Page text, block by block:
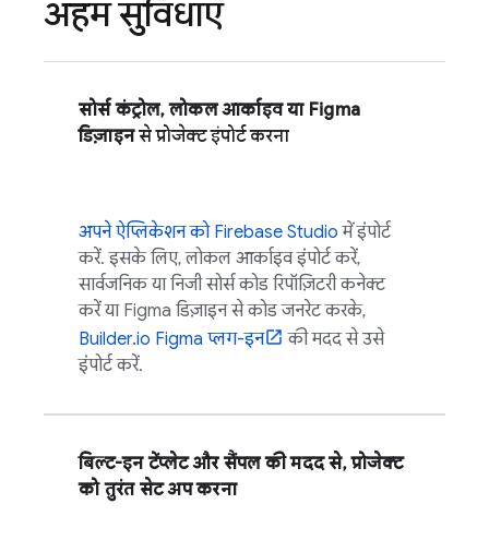
अहम सुविधाएं
सोर्स कंट्रोल, लोकल आर्काइव या Figma
डिज़ाइनसे प्रोजेक्ट इंपोर्ट करना
अपने ऐप्लिकेशन को Firebase Studio में इंपोर्ट
करें. इसके लिए, लोकल आर्काइव इंपोर्ट करें,
सार्वजनिक या निजी सोर्स कोड रिपॉज़िटरी कनेक्ट
करें या Figma डिज़ाइन से कोड जनरेट करके,
Builder.io Figma प्लग-इन
की मदद से उसे
इंपोर्ट करें.
बिल्ट-इन टेंप्लेट और सैंपल की मदद से, प्रोजेक्ट
को तुरंत सेट अप करना